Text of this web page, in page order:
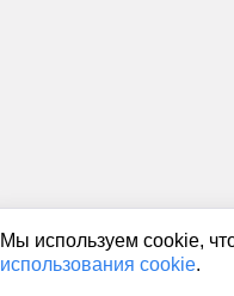
Мы используем cookie,
использования cookie.